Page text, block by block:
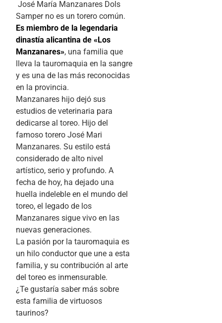
José María Manzanares Dols
Samper no es un torero común.
Es miembro de la legendaria
dinastía alicantina de «Los
Manzanares», una familia que
lleva la tauromaquia en la sangre
y es una de las más reconocidas
en la provincia.
Manzanares hijo dejó sus
estudios de veterinaria para
dedicarse al toreo. Hijo del
famoso torero José Mari
Manzanares. Su estilo está
considerado de alto nivel
artístico, serio y profundo. A
fecha de hoy, ha dejado una
huella indeleble en el mundo del
toreo, el legado de los
Manzanares sigue vivo en las
nuevas generaciones.
La pasión por la tauromaquia es
un hilo conductor que une a esta
familia, y su contribución al arte
del toreo es inmensurable.
¿Te gustaría saber más sobre
esta familia de virtuosos
taurinos?